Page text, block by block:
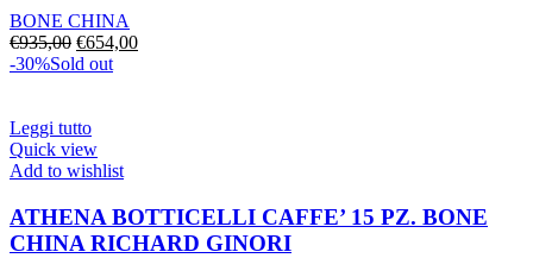
BONE CHINA
€935,00 Il
prezzo
€935,00.
€654,00Il
-30%Sold out
Leggi tutto
Quick view
Add to wishlist
ATHENA BOTTICELLI CAFFE’ 15 PZ. BONE
CHINA RICHARD GINORI